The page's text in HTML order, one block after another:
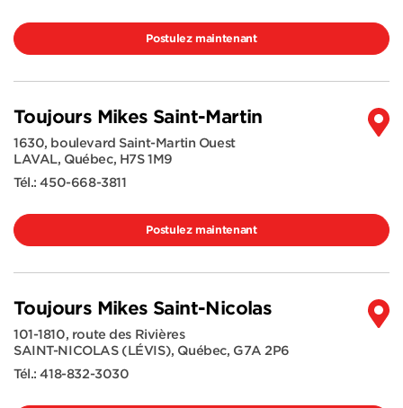
Postulez maintenant
Toujours Mikes Saint-Martin
1630, boulevard Saint-Martin Ouest
LAVAL, Québec, H7S 1M9
Tél.:450-668-3811
Postulez maintenant
Toujours Mikes Saint-Nicolas
101-1810, route des Rivières
SAINT-NICOLAS (LÉVIS), Québec, G7A 2P6
Tél.:418-832-3030